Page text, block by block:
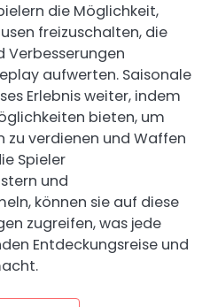
die Möglichkeit,
freizuschalten, die
Verbesserungen
aufwerten. Saisonale
Erlebnis weiter, indem
bieten, um
zu verdienen und Waffen
Spieler
und
können sie auf diese
zugreifen, was jede
Entdeckungsreise und